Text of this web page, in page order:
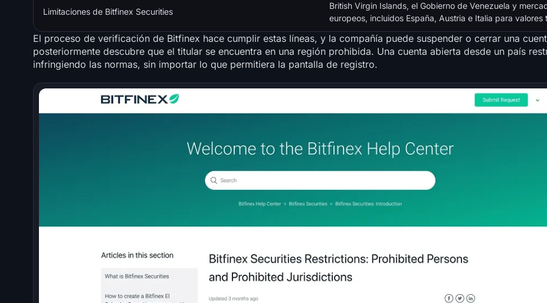
Limitaciones de Bitfinex Securities
British Virgin Islands, el Gobierno de Venezuela y
europeos, incluidos España, Austria e Italia para valores
El proceso de verificación de Bitfinex hace cumplir estas líneas, y la compañía puede suspender o cerrar una
posteriormente descubre que el titular se encuentra en una región prohibida. Una cuenta abierta desde un país
infringiendo las normas, sin importar lo que permitiera la pantalla de registro.